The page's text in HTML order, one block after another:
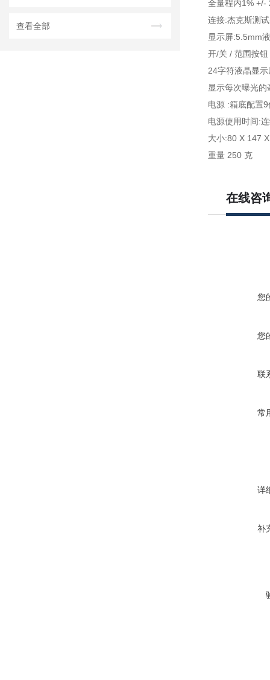
查看全部
全量程内1% +/-
连接:杰克斯测
显示屏:5.5mm
开/关 / 范围按钮
24字符液晶显示
显示每次曝光
电源 :箱底配置
电源使用时间:
大小:80 X 147
重量 250 克
在线咨
您
您
联
常
详
补